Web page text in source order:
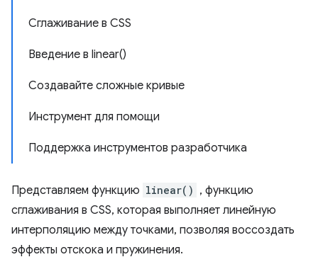
Сглаживание в CSS
Введение в linear()
Создавайте сложные кривые
Инструмент для помощи
Поддержка инструментов разработчика
Представляем функцию linear() , функцию
сглаживания в CSS, которая выполняет линейную
интерполяцию между точками, позволяя воссоздать
эффекты отскока и пружинения.